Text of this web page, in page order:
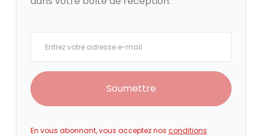
Soumettre
En vous abonnant, vous acceptez nos conditions